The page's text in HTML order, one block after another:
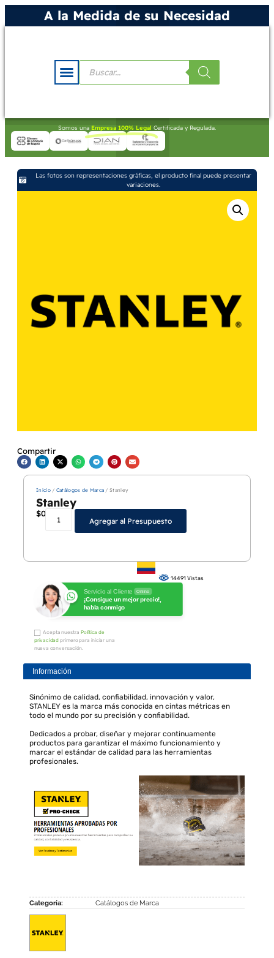
A la Medida de su Necesidad
Somos una Empresa 100% Legal Certificada y Regulada.
Las fotos son representaciones gráficas, el producto final puede presentar
variaciones.
Compartir
Inicio/ Catálogos de Marca / Stanley
Stanley
$0
Agregar al Presupuesto
Servicio al Cliente Online
¡Consigue un mejor precio!,
habla conmigo
Acepta nuestra Política de
privacidad primero para iniciar una
nueva conversación.
14491 Vistas
Información
Sinónimo de calidad, confiabilidad, innovación y valor,
STANLEY es la marca más conocida en cintas métricas en
todo el mundo por su precisión y confiabilidad.
Dedicados a probar, diseñar y mejorar continuamente
productos para garantizar el máximo funcionamiento y
marcar el estándar de calidad para las herramientas
profesionales.
Categoría: Catálogos de Marca